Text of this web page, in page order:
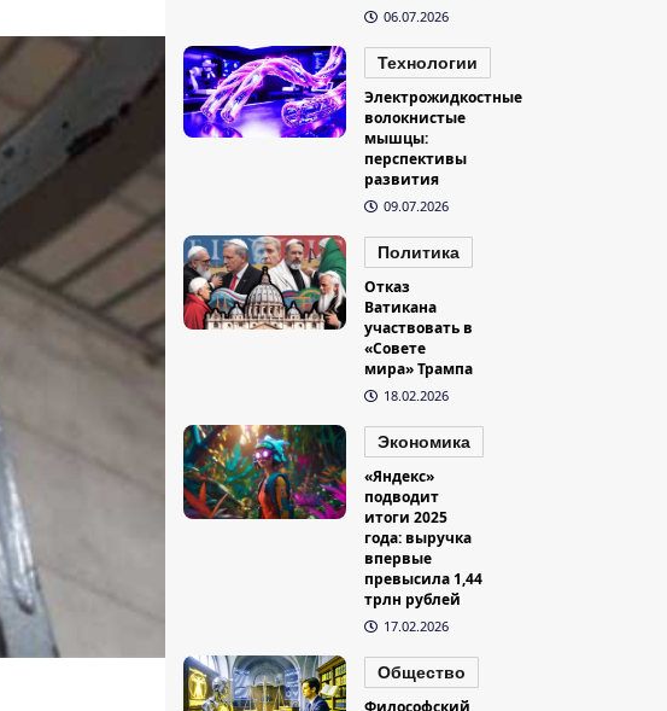
06.07.2026
Технологии
Электрожидкостные
волокнистые
мышцы:
перспективы
развития
09.07.2026
Политика
Отказ
Ватикана
участвовать в
«Совете
мира» Трампа
18.02.2026
Экономика
«Яндекс»
подводит
итоги 2025
года: выручка
впервые
превысила 1,44
трлн рублей
17.02.2026
Общество